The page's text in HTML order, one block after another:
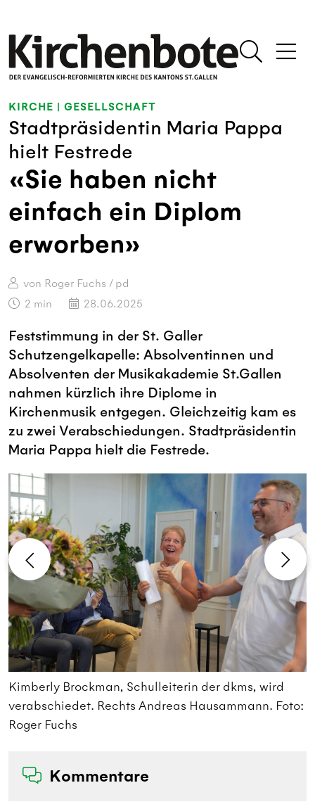
KIRCHE | GESELLSCHAFT
Stadtpräsidentin Maria Pappa
hielt Festrede
«Sie haben nicht
einfach ein Diplom
erworben»
von Roger Fuchs / pd
2 min 28.06.2025
Feststimmung in der St. Galler
Schutzengelkapelle: Absolventinnen und
Absolventen der Musikakademie St.Gallen
nahmen kürzlich ihre Diplome in
Kirchenmusik entgegen. Gleichzeitig kam es
zu zwei Verabschiedungen. Stadtpräsidentin
Maria Pappa hielt die Festrede.
Kimberly Brockman, Schulleiterin der dkms, wird
verabschiedet. Rechts Andreas Hausammann. Foto:
Roger Fuchs
Kommentare